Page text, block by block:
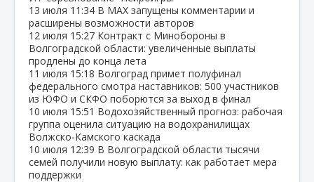
13 июля 11:34 В МАХ запущены комментарии и
расширены возможности авторов
12 июля 15:27 Контракт с Минобороны в
Волгоградской области: увеличенные выплаты
продлены до конца лета
11 июля 15:18 Волгоград примет полуфинал
федерального смотра наставников: 500 участников
из ЮФО и СКФО поборются за выход в финал
10 июля 15:51 Водохозяйственный прогноз: рабочая
группа оценила ситуацию на водохранилищах
Волжско‑Камского каскада
10 июля 12:39 В Волгоградской области тысячи
семей получили новую выплату: как работает мера
поддержки